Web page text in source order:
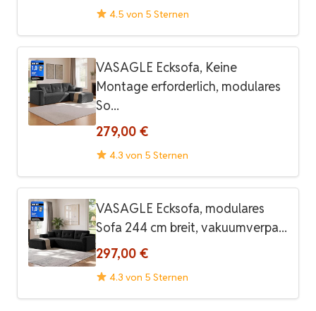
4.5 von 5 Sternen
VASAGLE Ecksofa, Keine
Montage erforderlich, modulares
So...
279,00 €
4.3 von 5 Sternen
VASAGLE Ecksofa, modulares
Sofa 244 cm breit, vakuumverpa...
297,00 €
4.3 von 5 Sternen